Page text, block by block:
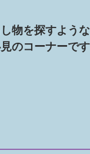
物を探すよう
のコーナーで